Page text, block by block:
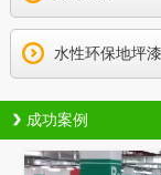
水性环保地坪漆
成功案例